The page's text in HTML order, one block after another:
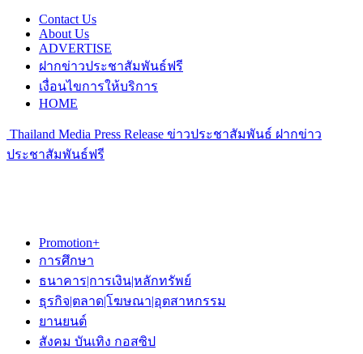
Contact Us
About Us
ADVERTISE
ฝากข่าวประชาสัมพันธ์ฟรี
เงื่อนไขการให้บริการ
HOME
Thailand Media Press Release ข่าวประชาสัมพันธ์ ฝากข่าว
ประชาสัมพันธ์ฟรี
Promotion+
การศึกษา
ธนาคาร|การเงิน|หลักทรัพย์
ธุรกิจ|ตลาด|โฆษณา|อุตสาหกรรม
ยานยนต์
สังคม บันเทิง กอสซิป